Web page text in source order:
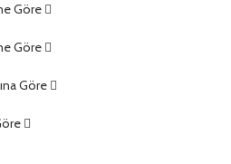
Göre
Göre
Göre